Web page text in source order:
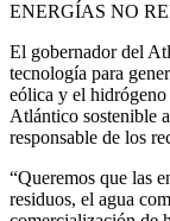
ENERGÍAS NO
El gobernador del
tecnología para
eólica y el hidrógeno
Atlántico sostenible
responsable de los
“Queremos que las
residuos, el agua